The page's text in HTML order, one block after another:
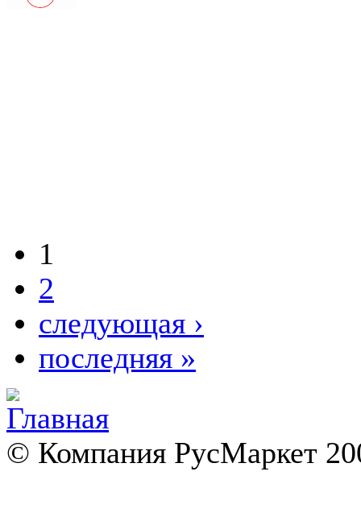
1
2
следующая ›
последняя »
© Компания РусМаркет